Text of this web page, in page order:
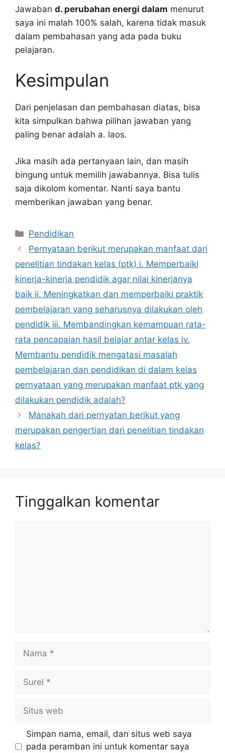
Jawaban d. perubahan energi dalam menurut
saya ini malah 100% salah, karena tidak masuk
dalam pembahasan yang ada pada buku
pelajaran.
Kesimpulan
Dari penjelasan dan pembahasan diatas, bisa
kita simpulkan bahwa pilihan jawaban yang
paling benar adalah a. laos.
Jika masih ada pertanyaan lain, dan masih
bingung untuk memilih jawabannya. Bisa tulis
saja dikolom komentar. Nanti saya bantu
memberikan jawaban yang benar.
Kategori
Pendidikan
Pernyataan berikut merupakan manfaat dari
penelitian tindakan kelas (ptk) i. Memperbaiki
kinerja-kinerja pendidik agar nilai kinerjanya
baik ii. Meningkatkan dan memperbaiki praktik
pembelajaran yang seharusnya dilakukan oleh
pendidik iii. Membandingkan kemampuan rata-
rata pencapaian hasil belajar antar kelas iv.
Membantu pendidik mengatasi masalah
pembelajaran dan pendidikan di dalam kelas
pernyataan yang merupakan manfaat ptk yang
dilakukan pendidik adalah?
Manakah dari pernyatan berikut yang
merupakan pengertian dari penelitian tindakan
kelas?
Tinggalkan komentar
web
Simpan nama, email, dan situs web saya
pada peramban ini untuk komentar saya